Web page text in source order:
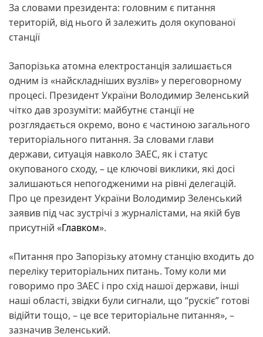
За словами президента: головним є питання
територій, від нього й залежить доля окупованої
станції
Запорізька атомна електростанція залишається
одним із «найскладніших вузлів» у переговорному
процесі. Президент України Володимир Зеленський
чітко дав зрозуміти: майбутнє станції не
розглядається окремо, воно є частиною загального
територіального питання. За словами глави
держави, ситуація навколо ЗАЕС, як і статус
окупованого сходу, – це ключові виклики, які досі
залишаються непогодженими на рівні делегацій.
Про це президент України Володимир Зеленський
заявив під час зустрічі з журналістами, на якій був
присутній «Главком».
«Питання про Запорізьку атомну станцію входить до
переліку територіальних питань. Тому коли ми
говоримо про ЗАЕС і про схід нашої держави, інші
наші області, звідки були сигнали, що “рускіє” готові
відійти тощо, – це все територіальне питання», –
зазначив Зеленський.